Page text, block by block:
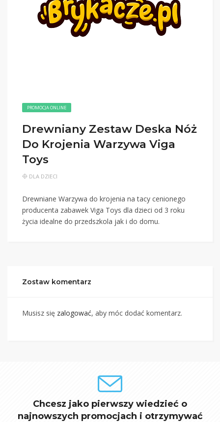
PROMOCJA ONLINE
Drewniany Zestaw Deska Nóż
Do Krojenia Warzywa Viga
Toys
DLA DZIECI
Drewniane Warzywa do krojenia na tacy cenionego
producenta zabawek Viga Toys dla dzieci od 3 roku
życia idealne do przedszkola jak i do domu.
Zostaw komentarz
Musisz się zalogować, aby móc dodać komentarz.
Chcesz jako pierwszy wiedzieć o
najnowszych promocjach i otrzymywać